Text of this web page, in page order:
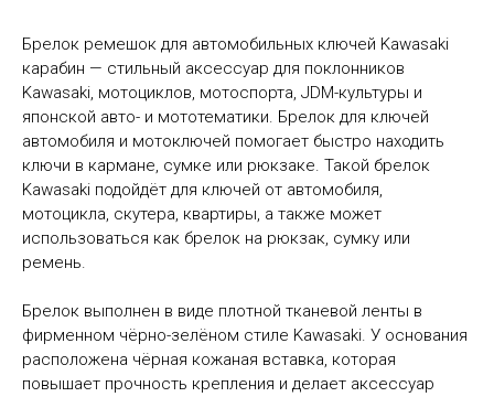
Брелок ремешок для автомобильных ключей Kawasaki
карабин — стильный аксессуар для поклонников
Kawasaki, мотоциклов, мотоспорта, JDM-культуры и
японской авто- и мототематики. Брелок для ключей
автомобиля и мотоключей помогает быстро находить
ключи в кармане, сумке или рюкзаке. Такой брелок
Kawasaki подойдёт для ключей от автомобиля,
мотоцикла, скутера, квартиры, а также может
использоваться как брелок на рюкзак, сумку или
ремень.
Брелок выполнен в виде плотной тканевой ленты в
фирменном чёрно-зелёном стиле Kawasaki. У основания
расположена чёрная кожаная вставка, которая
повышает прочность крепления и делает аксессуар